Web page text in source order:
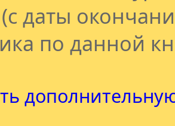
даты
по данной